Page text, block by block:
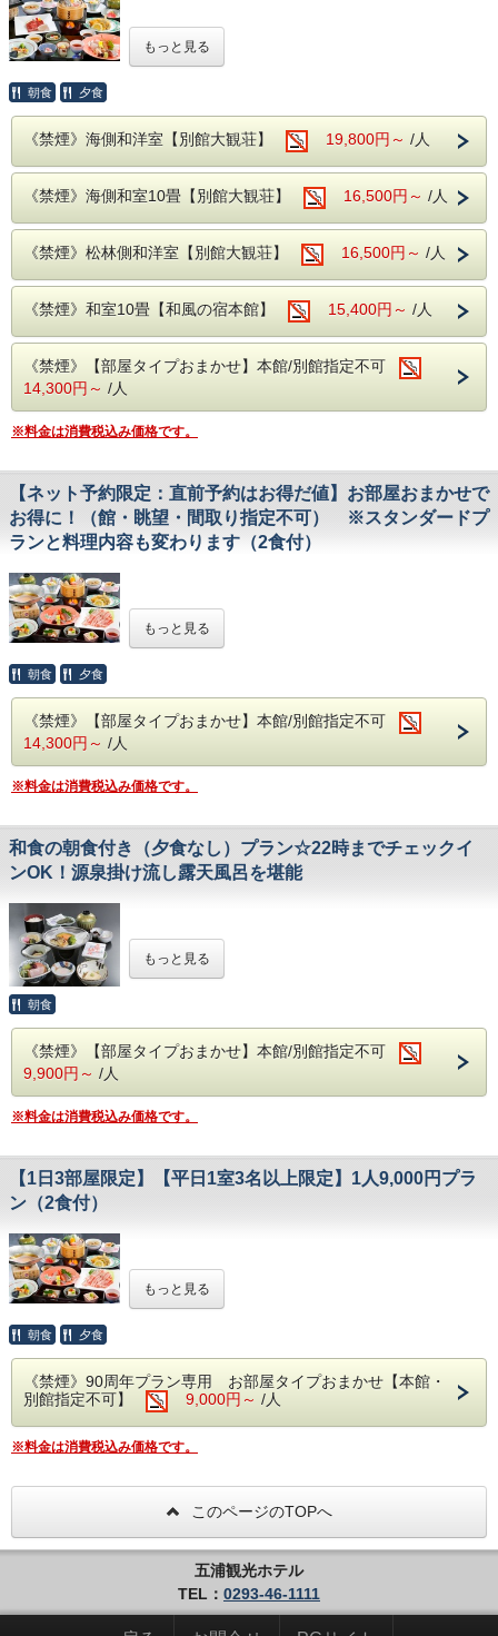
す。 ・お子様のご利用可能です。
・コンビニエンスストアまではお車で約5分程です。
四季折々の五浦の味覚
新鮮な海の幸をご堪能下さいませ！
◎ホームページ特典コーヒーサービス◎
しみください。
●--源泉かけ流し、露天風呂--●
自慢の露天風呂『大観の湯』『五浦の湯』、別館大観荘『大
観の湯』
源泉71度、源泉かけ流しです！
広々とした露天風呂から眺める景色は、果てしなく続く雄大
な太平洋。
海との一体感や露天ならではの開放感をお楽しみいただけま
※和風の宿「本館」にお泊りのお客様も別館大観荘「大観の
※露天風呂のご利用時間は5：30〜24：00となっておりま
す。
成分・・・ナトリウムカルシウム塩化物泉
●--Q＆A、注意事項--●
・チェックイン15:00〜18:00 チェックアウト10:00
・夕食時間 18:00〜20:00
す。 ・お子様のご利用可能です。
・コンビニエンスストアまではお車で約5分程です。
もっと見る
朝食 夕食
《禁煙》海側和洋室【別館大観荘】 19,800円～ /人
《禁煙》海側和室10畳【別館大観荘】 16,500円～ /人
《禁煙》松林側和洋室【別館大観荘】 16,500円～ /人
《禁煙》和室10畳【和風の宿本館】 15,400円～ /人
《禁煙》【部屋タイプおまかせ】本館/別館指定不可
14,300円～ /人
※料金は消費税込み価格です。
【ネット予約限定：直前予約はお得だ値】お部屋おまかせで
お得に！（館・眺望・間取り指定不可） ※スタンダードプ
ランと料理内容も変わります（2食付）
お日にちが間近となりご料金がお得になりました。
本館・別館、お部屋の眺望はおまかせのプランです。
しみください。
もっと見る
朝食 夕食
《禁煙》【部屋タイプおまかせ】本館/別館指定不可
14,300円～ /人
※料金は消費税込み価格です。
和食の朝食付き（夕食なし）プラン☆22時までチェックイ
ンOK！源泉掛け流し露天風呂を堪能
●--ご朝食--●
和食をご用意させて頂きます。
●--源泉かけ流し、露天風呂--●
源泉71度、源泉かけ流しです！
広々とした露天風呂から眺める景色は、果てしなく続く雄
海との一体感や露天ならではの開放感をお楽しみいただけ
ます。
≪茨城県天心記念五浦美術館≫（お車で約3分程度）
9：30～17：00、月曜日休館（月曜日が祝日の場合はそ
・IN/15:00～22:00 OUT/～10:00
・入湯税150円別途かかります。
・同グループ同プランでお申し込み下さい。
別プランでご予約の際には、お食事のお席が別々になり
ます。
・お子様のご利用可能です。
もっと見る
朝食
《禁煙》【部屋タイプおまかせ】本館/別館指定不可
9,900円～ /人
※料金は消費税込み価格です。
【1日3部屋限定】【平日1室3名以上限定】1人9,000円プラ
ン（2食付）
当館創業90周年記念の第一弾プランとして、特別割引料金
にてお泊まりいただけるプランをご用意いたしました。
太平洋の眺望と源泉かけ流し露天風呂をお楽しみいただき、
ご夕食は旬の幸に舌鼓を打ち、ゆっくりと日頃のストレスや
疲れを癒し、地元での旅行気分を満喫していただけます。
こちらのプランは、お部屋タイプの指定及び他割引との併用
不可となりますので、ご了承くださいませ。
自慢の露天風呂『大観の湯』『五浦の湯』、別館大観荘『大
観の湯』
な太平洋。
海との一体感や露天ならではの開放感をお楽しみいただけま
※和風の宿「本館」にお泊りのお客様も別館大観荘「大観の
もっと見る
朝食 夕食
《禁煙》90周年プラン専用 お部屋タイプおまかせ【本館・
別館指定不可】
9,000円～ /人
※料金は消費税込み価格です。
このページのTOPへ
五浦観光ホテル
TEL： 0293-46-1111